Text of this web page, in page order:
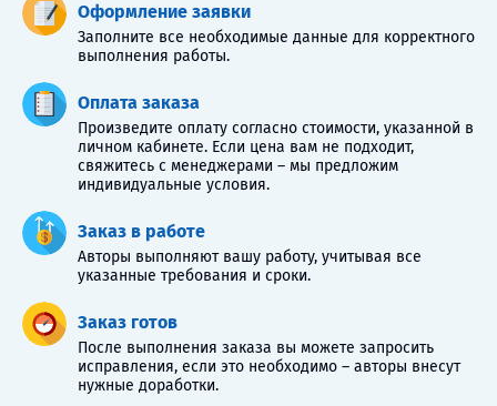
Оформление заявки
Заполните все необходимые данные для корректного
выполнения работы.
Оплата заказа
Произведите оплату согласно стоимости, указанной в
личном кабинете. Если цена вам не подходит,
свяжитесь с менеджерами – мы предложим
индивидуальные условия.
Заказ в работе
Авторы выполняют вашу работу, учитывая все
указанные требования и сроки.
Заказ готов
После выполнения заказа вы можете запросить
исправления, если это необходимо – авторы внесут
нужные доработки.